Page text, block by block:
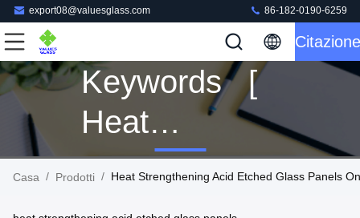
export08@valuesglass.com 86-182-0190-6259
Citazione
Keywords [
Heat
Strengthening
Casa / Prodotti / Heat Strengthening Acid Etched Glass Panels